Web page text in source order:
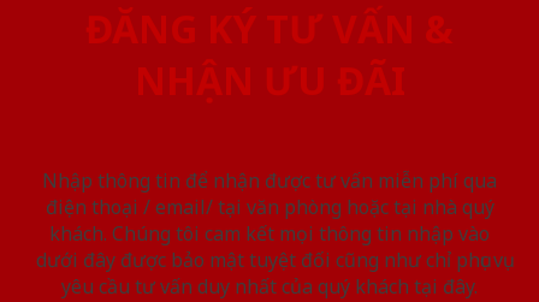
ĐĂNG KÝ TƯ VẤN &
NHẬN ƯU ĐÃI
Nhập thông tin để nhận được tư vấn miễn phí qua
điện thoại / email/ tại văn phòng hoặc tại nhà quý
khách. Chúng tôi cam kết mọi thông tin nhập vào
dưới đây được bảo mật tuyệt đối cũng như chỉ phục vụ
yêu cầu tư vấn duy nhất của quý khách tại đây.